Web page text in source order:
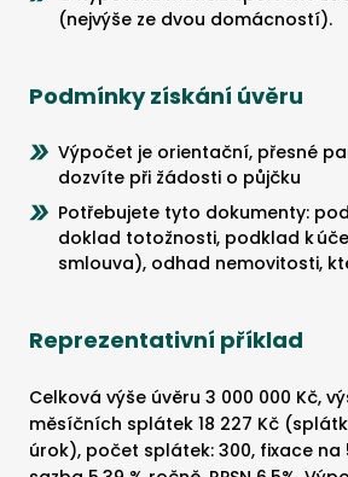
(nejvýše ze dvou domácností).
Podmínky získání úvěru
Výpočet je orientační, přesné
dozvíte při žádosti o půjčku
Potřebujete tyto dokumenty:
doklad totožnosti, podklad k
smlouva), odhad nemovitosti,
Reprezentativní příklad
Celková výše úvěru 3 000 000 Kč,
měsíčních splátek 18 227 Kč
úrok), počet splátek: 300, fixace na